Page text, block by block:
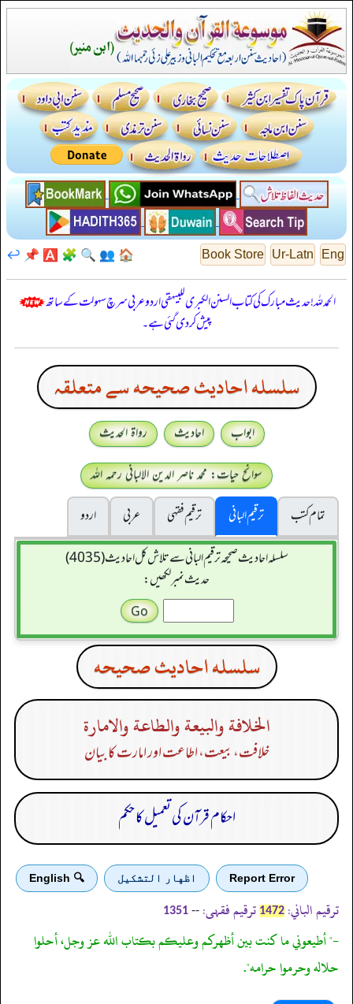
Eng
Ur-Latn
Book Store
🏠
👥
🔍
🧩
🅰️
📌
↩️
الحمدللہ! حدیث مبارک کی کتاب السنن الكبرى للبيهقي اردو عربی سرچ سہولت کے ساتھ
پیش کر دی گئی ہے۔
سلسله احاديث صحيحه سے متعلقہ
ابواب احادیث
رواۃ الحدیث
سوانح حیات: محمد ناصر الدین الالبانی رحمہ اللہ
تمام کتب
ترقیم البانی ترقيم فقہی عربی
اردو
سلسله احاديث صحيحه ترقیم البانی سے تلاش کل احادیث (4035)
حدیث نمبر لکھیں:
سلسله احاديث صحيحه
الخلافة والبيعة والطاعة والامارة
خلافت، بیعت، اطاعت اور امارت کا بیان
احکام قرآن کی تعمیل کا حکم
Report Error اظهار التشكيل 🔍 English
ترقیم الباني: 1472 ترقیم فقہی: --
1351
-" أطيعوني ما كنت بين أظهركم وعليكم بكتاب الله عز وجل، أحلوا
حلاله وحرموا حرامه".